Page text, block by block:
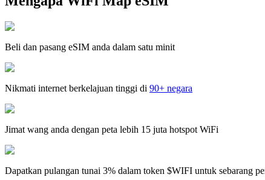
Beli dan pasang eSIM anda dalam satu minit
Nikmati internet berkelajuan tinggi di 90+ negara
Jimat wang anda dengan peta lebih 15 juta hotspot WiFi
Dapatkan pulangan tunai 3% dalam token $WIFI untuk sebarang